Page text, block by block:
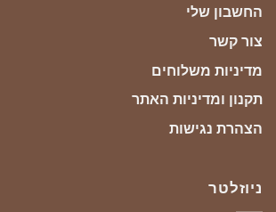
החשבון שלי
צור קשר
מדיניות משלוחים
תקנון ומדיניות האתר
הצהרת נגישות
ניוזלטר